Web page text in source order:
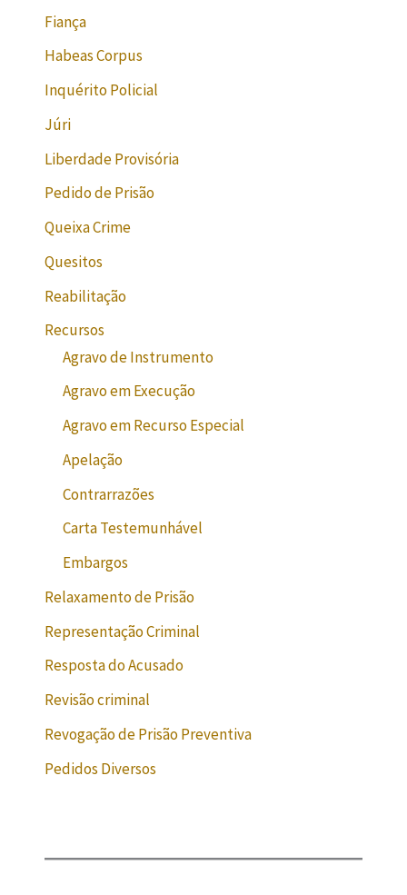
Fiança
Habeas Corpus
Inquérito Policial
Júri
Liberdade Provisória
Pedido de Prisão
Queixa Crime
Quesitos
Reabilitação
Recursos
Agravo de Instrumento
Agravo em Execução
Agravo em Recurso Especial
Apelação
Contrarrazões
Carta Testemunhável
Embargos
Relaxamento de Prisão
Representação Criminal
Resposta do Acusado
Revisão criminal
Revogação de Prisão Preventiva
Pedidos Diversos